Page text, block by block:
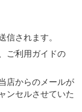
信されます。
ご利用ガイドの
店からのメールが
ンセルさせていた